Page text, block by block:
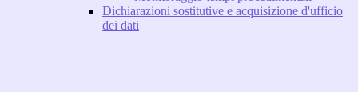
Dichiarazioni sostitutive e acquisizione d'ufficio
dei dati